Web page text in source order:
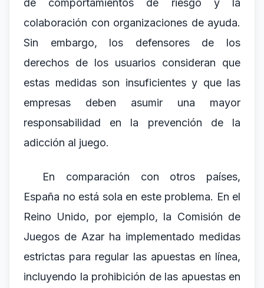
de comportamientos de riesgo y la
colaboración con organizaciones de ayuda.
Sin embargo, los defensores de los
derechos de los usuarios consideran que
estas medidas son insuficientes y que las
empresas deben asumir una mayor
responsabilidad en la prevención de la
adicción al juego.
En comparación con otros países,
España no está sola en este problema. En el
Reino Unido, por ejemplo, la Comisión de
Juegos de Azar ha implementado medidas
estrictas para regular las apuestas en línea,
incluyendo la prohibición de las apuestas en